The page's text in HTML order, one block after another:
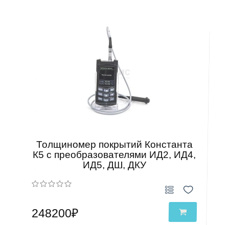
Толщиномер покрытий Константа
К5 с преобразователями ИД2, ИД4,
ИД5, ДШ, ДКУ
248200₽